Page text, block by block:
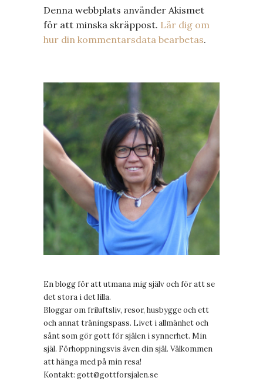
Denna webbplats använder Akismet
för att minska skräppost. Lär dig om
hur din kommentarsdata bearbetas.
En blogg för att utmana mig själv och för att se
det stora i det lilla.
Bloggar om friluftsliv, resor, husbygge och ett
och annat träningspass. Livet i allmänhet och
sånt som gör gott för själen i synnerhet. Min
själ. Förhoppningsvis även din själ. Välkommen
att hänga med på min resa!
Kontakt: gott@gottforsjalen.se